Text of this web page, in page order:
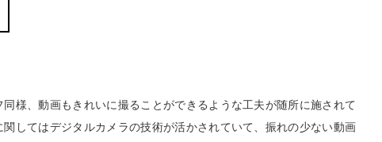
様、動画もきれいに撮ることができるような工夫が随所に施されて
してはデジタルカメラの技術が活かされていて、振れの少ない動画